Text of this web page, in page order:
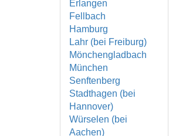
Erlangen
Fellbach
Hamburg
Lahr (bei Freiburg)
Mönchengladbach
München
Senftenberg
Stadthagen (bei
Hannover)
Würselen (bei
Aachen)